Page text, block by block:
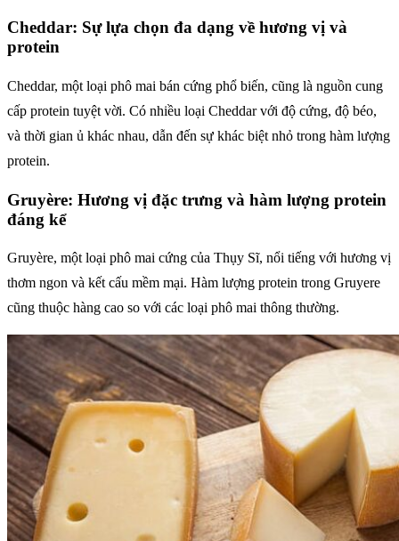
Cheddar: Sự lựa chọn đa dạng về hương vị và
protein
Cheddar, một loại phô mai bán cứng phổ biến, cũng là nguồn cung
cấp protein tuyệt vời. Có nhiều loại Cheddar với độ cứng, độ béo,
và thời gian ủ khác nhau, dẫn đến sự khác biệt nhỏ trong hàm lượng
protein.
Gruyère: Hương vị đặc trưng và hàm lượng protein
đáng kể
Gruyère, một loại phô mai cứng của Thụy Sĩ, nổi tiếng với hương vị
thơm ngon và kết cấu mềm mại. Hàm lượng protein trong Gruyere
cũng thuộc hàng cao so với các loại phô mai thông thường.